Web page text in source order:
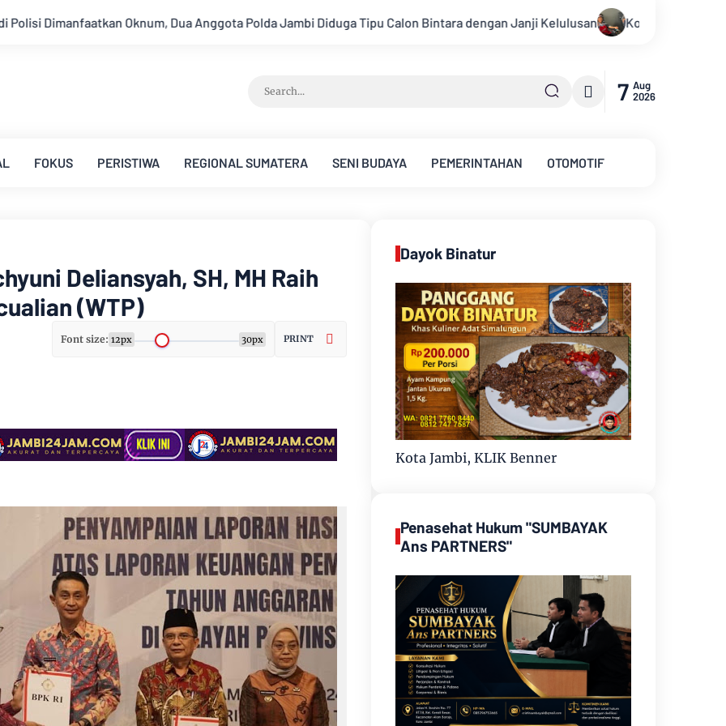
Polda Jambi Diduga Tipu Calon Bintara dengan Janji Kelulusan Konsisten Alirkan Kepedulian, Sinsen Gelar Donor
7 Aug
2026
FOKUS PERISTIWA REGIONAL SUMATERA SENI BUDAYA PEMERINTAHAN OTOMOTIF
Deliansyah, SH, MH Raih
(WTP)
Font size: 12px 30px PRINT
Dayok Binatur
Kota Jambi, KLIK Benner
Penasehat Hukum "SUMBAYAK
Ans PARTNERS"